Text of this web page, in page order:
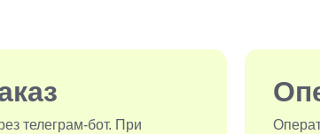
телеграм-бот. При